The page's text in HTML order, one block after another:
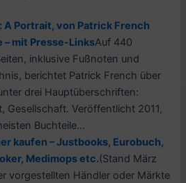
A Portrait, von Patrick French
– mit Presse-LinksAuf 440
inklusive Fußnoten und
berichtet Patrick French über
drei Hauptüberschriften:
Gesellschaft. Veröffentlicht 2011,
Buchteile...
kaufen – Justbooks, Eurobuch,
Medimops etc.(Stand März
vorgestellten Händler oder Märkte